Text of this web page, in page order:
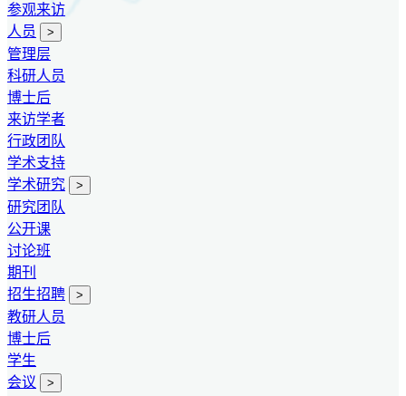
参观来访
人员
>
管理层
科研人员
博士后
来访学者
行政团队
学术支持
学术研究
>
研究团队
公开课
讨论班
期刊
招生招聘
>
教研人员
博士后
学生
会议
>